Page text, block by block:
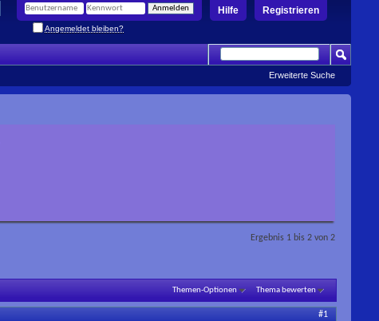
Registrieren
Hilfe
Angemeldet bleiben?
Erweiterte Suche
Ergebnis 1 bis 2 von 2
Themen-Optionen Thema bewerten
#1